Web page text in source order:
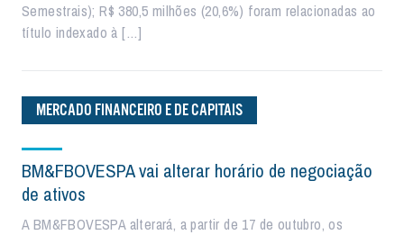
Semestrais); R$ 380,5 milhões (20,6%) foram relacionadas ao
título indexado à […]
MERCADO FINANCEIRO E DE CAPITAIS
BM&FBOVESPA vai alterar horário de negociação
de ativos
A BM&FBOVESPA alterará, a partir de 17 de outubro, os